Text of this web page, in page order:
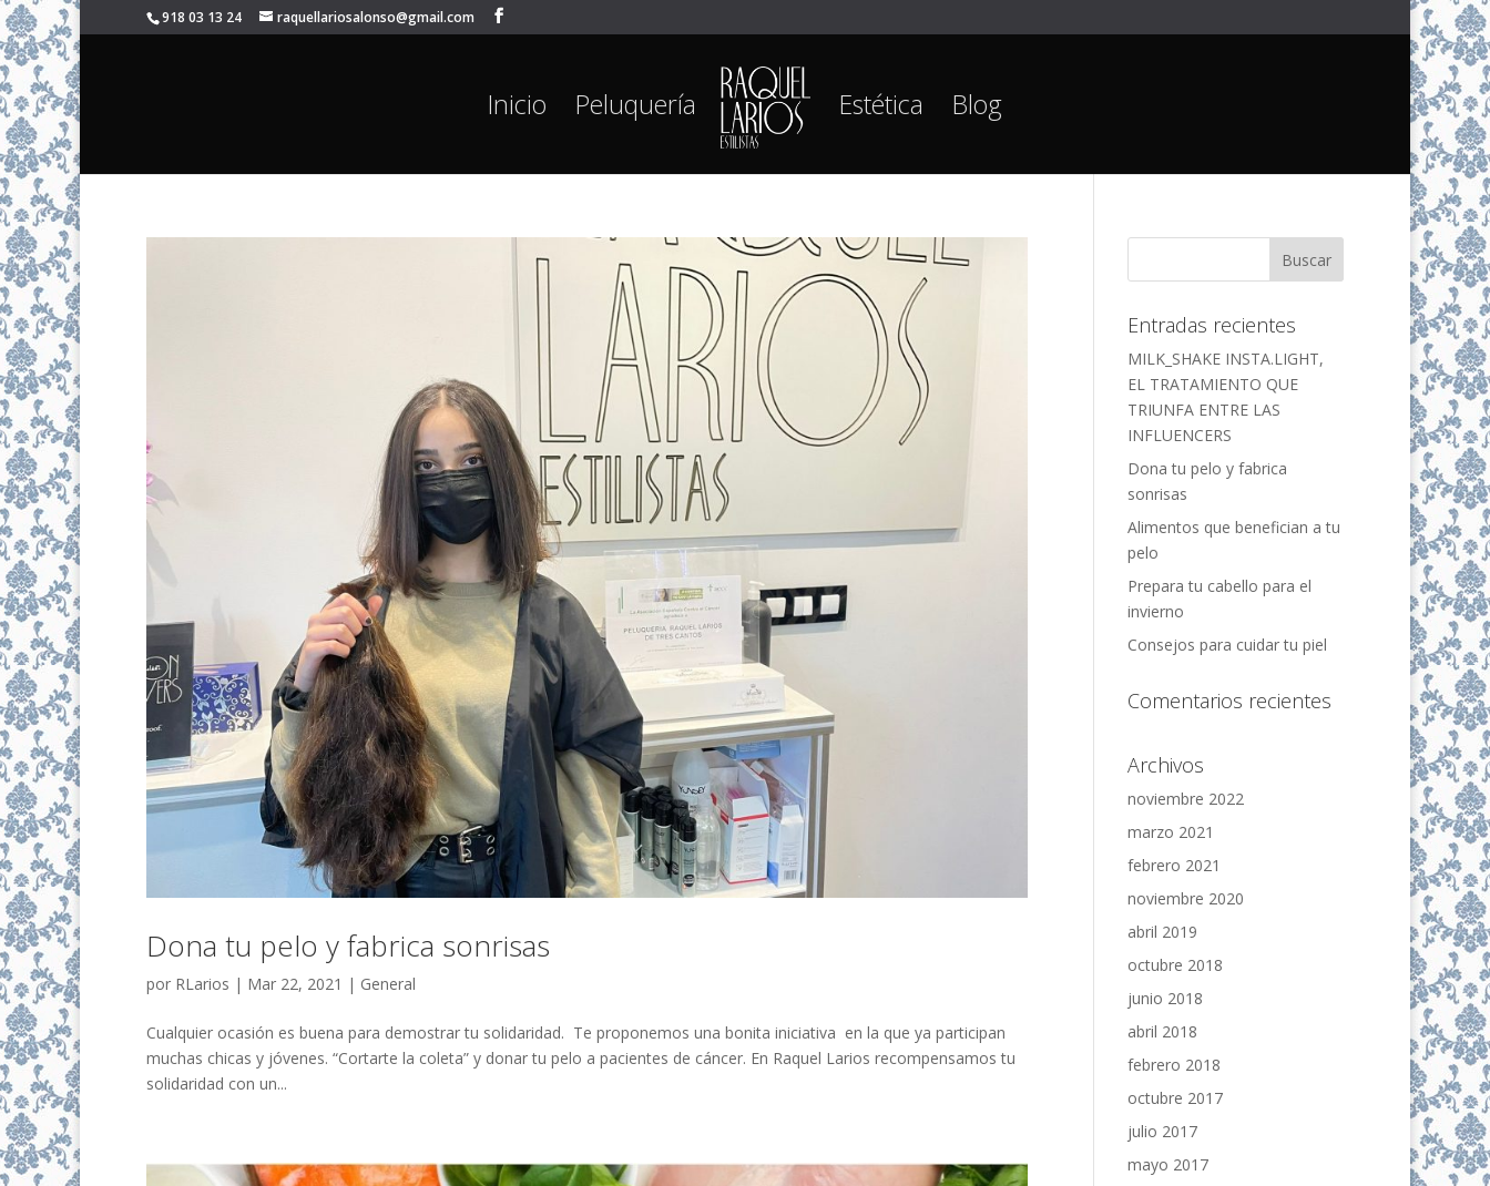
918 03 13 24 raquellariosalonso@gmail.com
Inicio Peluquería Estética Blog
Dona tu pelo y fabrica sonrisas
por RLarios | Mar 22, 2021 | General
Cualquier ocasión es buena para demostrar tu solidaridad. Te proponemos una bonita iniciativa en la que ya participan
muchas chicas y jóvenes. “Cortarte la coleta” y donar tu pelo a pacientes de cáncer. En Raquel Larios recompensamos tu
solidaridad con un...
Entradas recientes
MILK_SHAKE INSTA.LIGHT,
EL TRATAMIENTO QUE
TRIUNFA ENTRE LAS
INFLUENCERS
Dona tu pelo y fabrica
sonrisas
Alimentos que benefician a tu
pelo
Prepara tu cabello para el
invierno
Consejos para cuidar tu piel
Comentarios recientes
Archivos
noviembre 2022
marzo 2021
febrero 2021
noviembre 2020
abril 2019
octubre 2018
junio 2018
abril 2018
febrero 2018
octubre 2017
julio 2017
mayo 2017